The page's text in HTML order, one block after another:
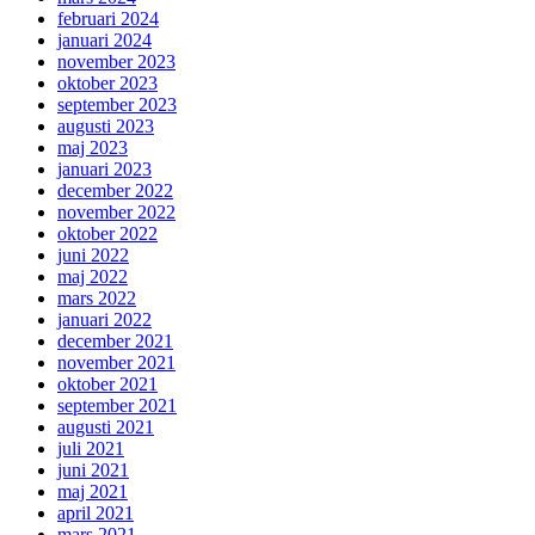
februari 2024
januari 2024
november 2023
oktober 2023
september 2023
augusti 2023
maj 2023
januari 2023
december 2022
november 2022
oktober 2022
juni 2022
maj 2022
mars 2022
januari 2022
december 2021
november 2021
oktober 2021
september 2021
augusti 2021
juli 2021
juni 2021
maj 2021
april 2021